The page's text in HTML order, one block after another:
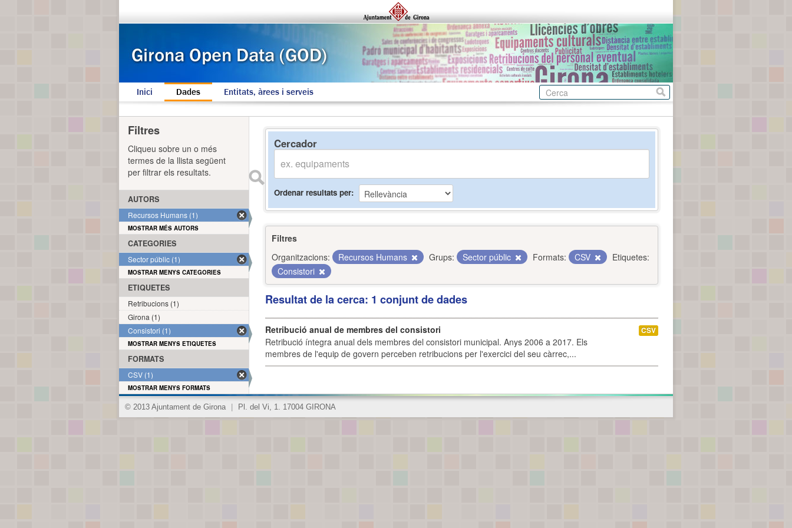
Inici Dades Entitats, àrees i serveis
Cercador
Ordenar resultats per
Filtres
Organitzacions:
Recursos Humans Grups: Sector públic Formats: CSV
Etiquetes:
Consistori
Resultat de la cerca: 1 conjunt de dades
Retribució anual de membres del consistori
Retribució íntegra anual dels membres del consistori municipal. Anys 2006 a 2017. Els
membres de l'equip de govern perceben retribucions per l'exercici del seu càrrec,...
CSV
Filtres
Cliqueu sobre un o més
termes de la llista següent
per filtrar els resultats.
AUTORS
Recursos Humans (1)
MOSTRAR MÉS AUTORS
CATEGORIES
Sector públic (1)
MOSTRAR MENYS CATEGORIES
ETIQUETES
Retribucions (1)
Girona (1)
Consistori (1)
MOSTRAR MENYS ETIQUETES
FORMATS
CSV (1)
MOSTRAR MENYS FORMATS
© 2013 Ajuntament de Girona Pl. del Vi, 1. 17004 GIRONA